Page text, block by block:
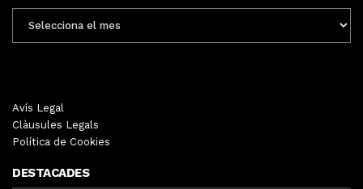
MENSUALS
Avís Legal
Clàusules Legals
Política de Cookies
DESTACADES